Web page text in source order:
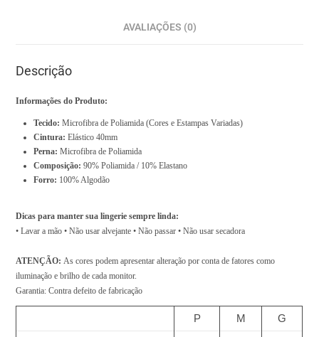
a
l
0
AVALIAÇÕES (0)
Descrição
Informações do Produto:
Tecido: Microfibra de Poliamida (Cores e Estampas Variadas)
Cintura: Elástico 40mm
Perna:Microfibra de Poliamida
Composição: 90% Poliamida / 10% Elastano
Forro: 100% Algodão
Dicas para manter sua lingerie sempre linda:
• Lavar a mão • Não usar alvejante • Não passar • Não usar secadora
ATENÇÃO: As cores podem apresentar alteração por conta de fatores como
iluminação e brilho de cada monitor.
Garantia: Contra defeito de fabricação
P M G